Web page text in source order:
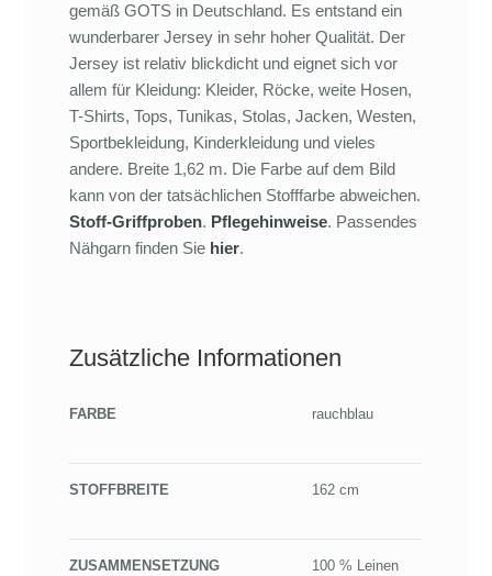
gemäß GOTS in Deutschland. Es entstand ein
wunderbarer Jersey in sehr hoher Qualität. Der
Jersey ist relativ blickdicht und eignet sich vor
allem für Kleidung: Kleider, Röcke, weite Hosen,
T-Shirts, Tops, Tunikas, Stolas, Jacken, Westen,
Sportbekleidung, Kinderkleidung und vieles
andere. Breite 1,62 m. Die Farbe auf dem Bild
kann von der tatsächlichen Stofffarbe abweichen.
Stoff-Griffproben. Pflegehinweise. Passendes
Nähgarn finden Sie hier.
Zusätzliche Informationen
FARBE rauchblau
STOFFBREITE 162 cm
ZUSAMMENSETZUNG
100 % Leinen